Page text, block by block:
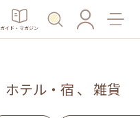
ガイド・マガジン
ホテル・宿 、 雑貨